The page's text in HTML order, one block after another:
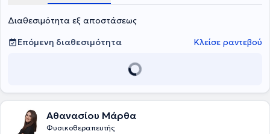
κινητοποίησης, προσαρμοσμένες στις ανάγκες του κάθε
ασθενούς.Ο απώτερος στόχος της θεραπείας τους είναι η πλήρη
επάνοδός σας στις καθημερινές και επαγγελματικές σας
δραστηριότητες, χωρίς πόνο και με βελτιωμένη λειτουργικότητα.
Διαθεσιμότητα εξ αποστάσεως
Επόμενη διαθεσιμότητα
Κλείσε ραντεβού
Αθανασίου Μάρθα
Φυσικοθεραπευτής